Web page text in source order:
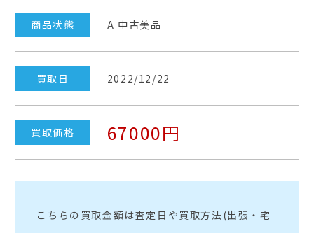
商品状態 A 中古美品
買取日 2022/12/22
買取価格 67000円
こちらの買取金額は査定日や買取方法(出張・宅